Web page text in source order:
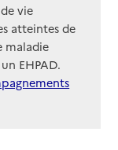
vie
atteintes de
maladie
EHPAD.